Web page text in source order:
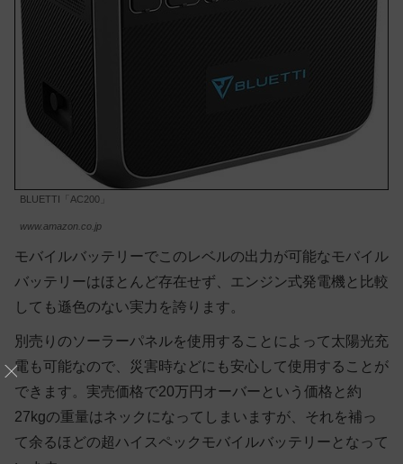
BLUETTI「AC200」
www.amazon.co.jp
モバイルバッテリーでこのレベルの出力が可能なモバイル
バッテリーはほとんど存在せず、エンジン式発電機と比較
しても遜色のない実力を誇ります。
別売りのソーラーパネルを使用することによって太陽光充
電も可能なので、災害時などにも安心して使用することが
できます。実売価格で20万円オーバーという価格と約
27kgの重量はネックになってしまいますが、それを補っ
て余るほどの超ハイスペックモバイルバッテリーとなって